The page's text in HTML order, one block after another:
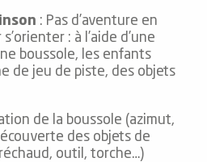
: Pas d’aventure en
: à l’aide d’une
boussole, les enfants
de jeu de piste, des objets
de la boussole (azimut,
des objets de
outil, torche…)